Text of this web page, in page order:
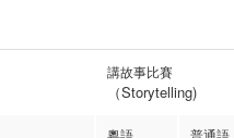
講故事比賽
（Storytelling)
粵語 普通語